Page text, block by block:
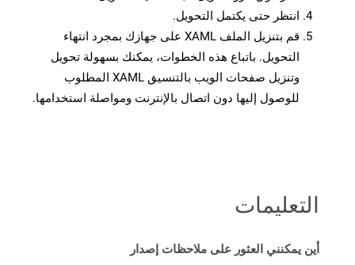
انتظر حتى يكتمل التحويل.
قم بتنزيل الملف XAML على جهازك بمجرد انتهاء
التحويل. باتباع هذه الخطوات، يمكنك بسهولة تحويل
وتنزيل صفحات الويب بالتنسيق XAML المطلوب
للوصول إليها دون اتصال بالإنترنت ومواصلة استخدامها.
التعليمات
أين يمكنني العثور على ملاحظات إصدار